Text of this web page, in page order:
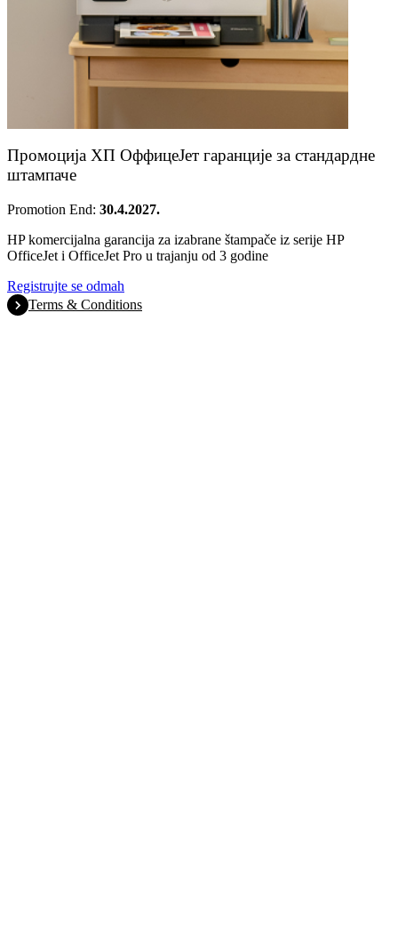
Промоција ХП ОффицеЈет гаранције за стандардне
штампаче
Promotion End: 30.4.2027.
HP komercijalna garancija za izabrane štampače iz serije HP
OfficeJet i OfficeJet Pro u trajanju od 3 godine
Registrujte se odmah
Terms & Conditions